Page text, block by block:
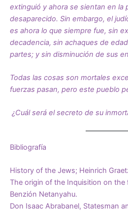
extinguió y ahora se sientan en la
desaparecido. Sin embargo, el
es ahora lo que siempre fue, sin
decadencia, sin achaques de
partes; y sin disminución de sus
Todas las cosas son mortales
fuerzas pasan, pero este pueblo
¿Cuál será el secreto de su
Bibliografía
History of the Jews; Heinrich
The origin of the Inquisition on the
Benzión Netanyahu.
Don Isaac Abrabanel, Statesman